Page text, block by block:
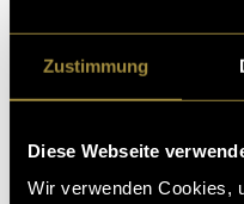
Zustimmung
Diese Webseite
Wir verwenden Cookies,
Ihre Logowahl fiel auf
Titelbild zu sehen ist.